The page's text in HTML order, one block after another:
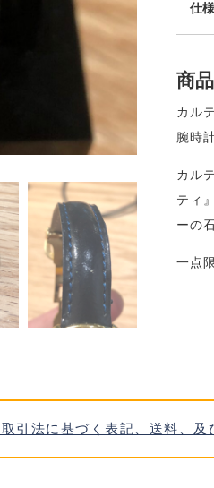
仕様
商
カル
腕時
カル
ティ
ーの
一点
引法に基づく表記、送料、及